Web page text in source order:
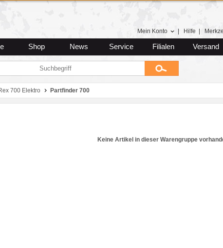
Mein Konto Hilfe
Shop News Service Filialen Versand
700 Elektro Partfinder 700
Keine Artikel in dieser Warengruppe